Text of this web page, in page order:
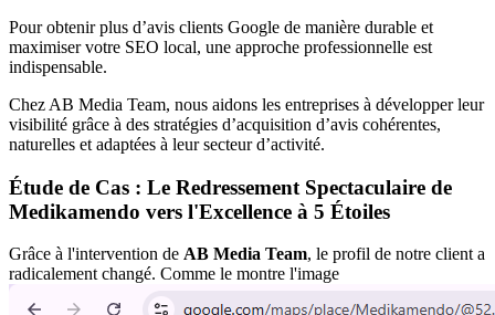
Pour obtenir plus d’avis clients Google de manière durable et
maximiser votre SEO local, une approche professionnelle est
indispensable.
Chez AB Media Team, nous aidons les entreprises à développer leur
visibilité grâce à des stratégies d’acquisition d’avis cohérentes,
naturelles et adaptées à leur secteur d’activité.
Étude de Cas : Le Redressement Spectaculaire de
Medikamendo vers l'Excellence à 5 Étoiles
Grâce à l'intervention de AB Media Team, le profil de notre client a
radicalement changé. Comme le montre l'image